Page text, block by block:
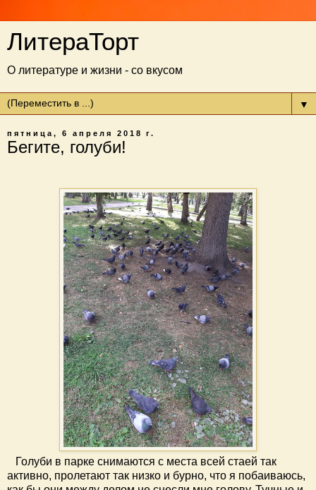
ЛитераТорт
О литературе и жизни - со вкусом
▼
пятница, 6 апреля 2018 г.
Бегите, голуби!
Голуби в парке снимаются с места всей стаей так
активно, пролетают так низко и бурно, что я побаиваюсь,